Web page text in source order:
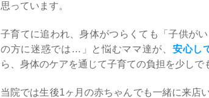
思っています。
子育てに追われ、身体がつらくても「子供が
の方に迷惑では…」と悩むママ達が、 安心し
ら、身体のケアを通じて子育ての負担を少しで
当院では生後1ヶ月の赤ちゃんでも一緒に来店